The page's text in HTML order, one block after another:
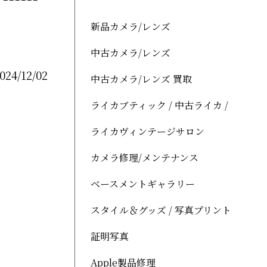
12/02
新品カメラ/レンズ
中古カメラ/レンズ
中古カメラ/レンズ 買取
ライカブティック / 中古ライカ /
ライカヴィンテージサロン
カメラ修理/メンテナンス
ベースメントギャラリー
スタイル＆グッズ / 写真プリント
証明写真
Apple製品修理